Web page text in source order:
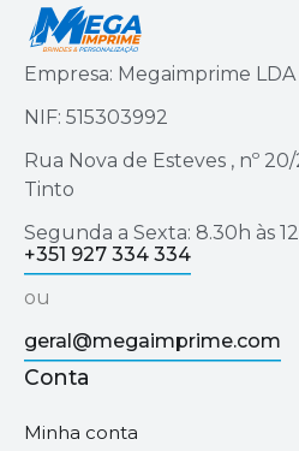
Empresa: Megaimprime LDA
NIF: 515303992
Rua Nova de Esteves , nº
Tinto
Segunda a Sexta: 8.30h às
+351 927 334 334
ou
geral@megaimprime.com
Conta
Minha conta